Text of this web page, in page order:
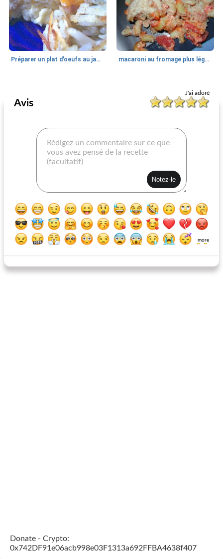
Préparer un plat d'oeufs au jambon et au cheddar macaroni au fromage plus léger avec tomates
lasagnes sans viande
J'ai adoré
Avis
more
Donate - Crypto:
0x742DF91e06acb998e03F1313a692FFBA4638f407